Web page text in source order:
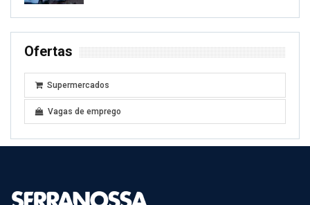
Ofertas
Supermercados
Vagas de emprego